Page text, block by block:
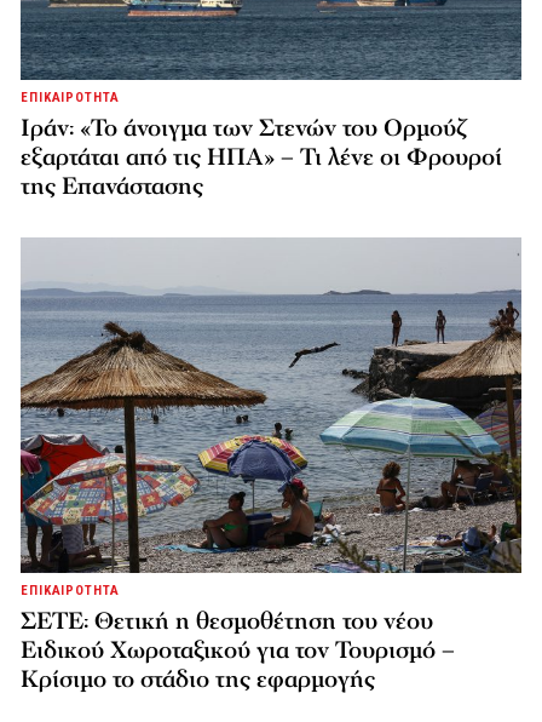
ΕΠΙΚΑΙΡΟΤΗΤΑ
Ιράν: «Το άνοιγμα των Στενών του Ορμούζ
εξαρτάται από τις ΗΠΑ» – Τι λένε οι Φρουροί
της Επανάστασης
ΕΠΙΚΑΙΡΟΤΗΤΑ
ΣΕΤΕ: Θετική η θεσμοθέτηση του νέου
Ειδικού Χωροταξικού για τον Τουρισμό –
Κρίσιμο το στάδιο της εφαρμογής